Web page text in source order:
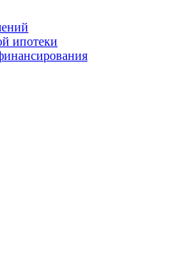
ипотеки